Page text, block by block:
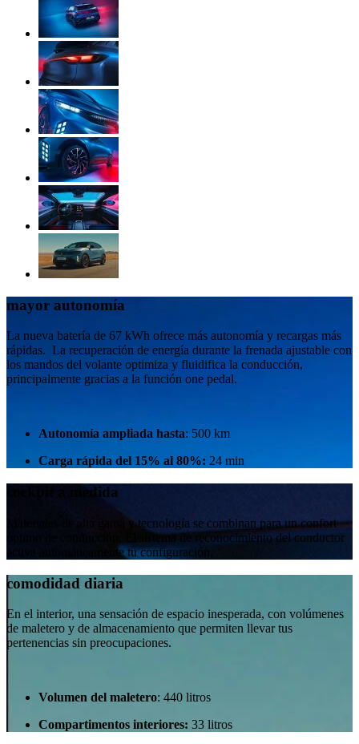
mayor autonomía
La nueva batería de 67 kWh ofrece más autonomía y recargas más
rápidas. ​ La recuperación de energía durante la frenada ajustable con
los mandos del volante optimiza y fluidifica la conducción,
principalmente gracias a la función one pedal.​
Autonomía ampliada hasta: 500 km
Carga rápida del 15% al 80%: 24 min
cockpit a medida ​
Materiales de alta gama y tecnología se combinan para un confort
óptimo de conducción. El sistema de reconocimiento del conductor
activa automáticamente tu configuración.
comodidad diaria
En el interior, una sensación de espacio inesperada, con volúmenes
de maletero y de almacenamiento que permiten llevar tus
pertenencias sin preocupaciones.​
Volumen del maletero: 440 litros
Compartimentos interiores: 33 litros